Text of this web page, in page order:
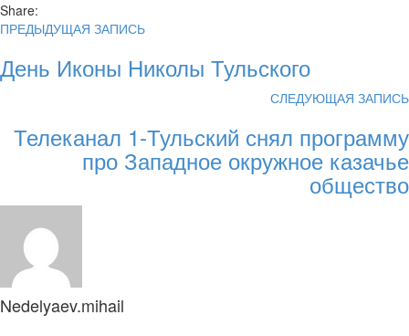
Share:
ПРЕДЫДУЩАЯ ЗАПИСЬ
День Иконы Николы Тульского
СЛЕДУЮЩАЯ ЗАПИСЬ
Телеканал 1-Тульский снял программу
про Западное окружное казачье
общество
Nedelyaev.mihail